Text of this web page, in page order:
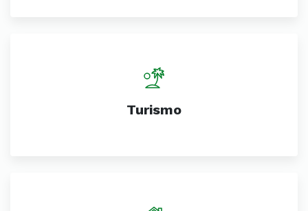
Turismo